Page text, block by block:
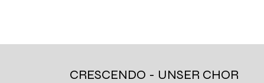
CRESCENDO - UNSER CHOR